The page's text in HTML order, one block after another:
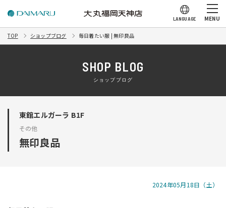
LANGUAGE MENU
TOP ショップブログ 毎日着たい服 | 無印良品
SHOP BLOG
ショップブログ
東館エルガーラ B1F
その他
無印良品
2024年05月18日（土）